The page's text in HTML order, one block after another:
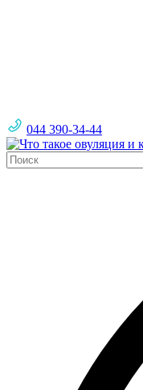
044 390-34-44